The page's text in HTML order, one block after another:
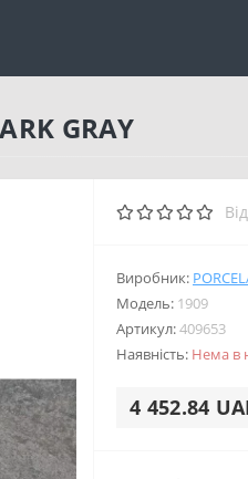
GRAY
Виробник:
Модель: 1909
Артикул:409653
Наявність: Нема в
4 452.84